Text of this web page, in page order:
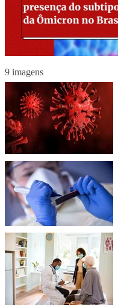
9 imagens